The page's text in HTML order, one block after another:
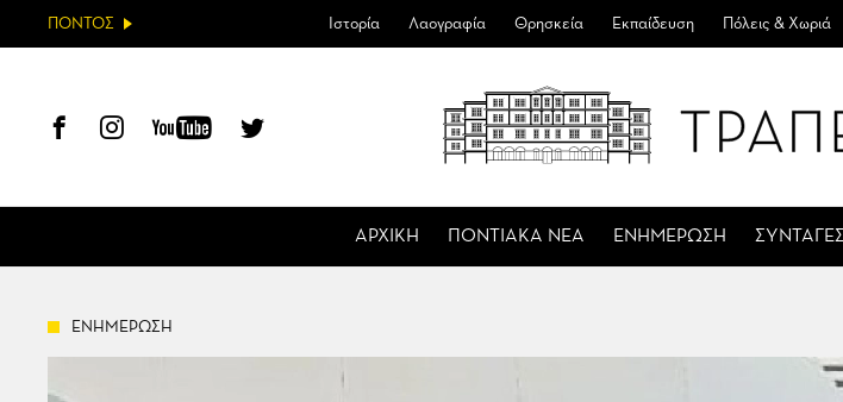
ΠΟΝΤΟΣ Ιστορία Λαογραφία Θρησκεία Εκπαίδευση Πόλεις & Χωριά
ΑΡΧΙΚΗ ΠΟΝΤΙΑΚΑ ΝΕΑ ΕΝΗΜΕΡΩΣΗ ΣΥΝΤΑΓΕΣ
ΕΝΗΜΕΡΩΣΗ